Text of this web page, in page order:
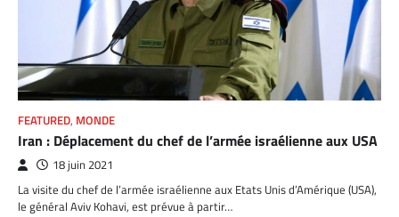
FEATURED, MONDE
Iran : Déplacement du chef de l’armée israélienne aux USA
18 juin 2021
La visite du chef de l’armée israélienne aux Etats Unis d’Amérique (USA),
le général Aviv Kohavi, est prévue à partir…